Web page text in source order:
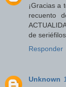
¡Gracias a
recuento
de seriéfilos.
Responder
Unknown